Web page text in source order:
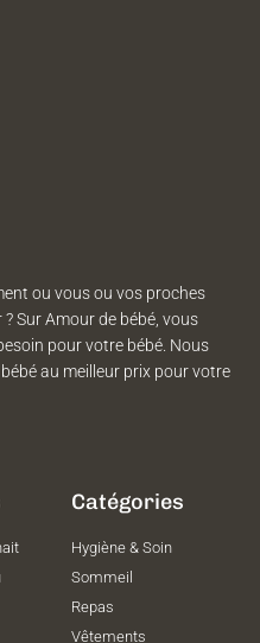
ou vous ou vos proches
Sur Amour de bébé, vous
pour votre bébé. Nous
au meilleur prix pour votre
Catégories
Hygiène & Soin
Sommeil
Repas
Vêtements